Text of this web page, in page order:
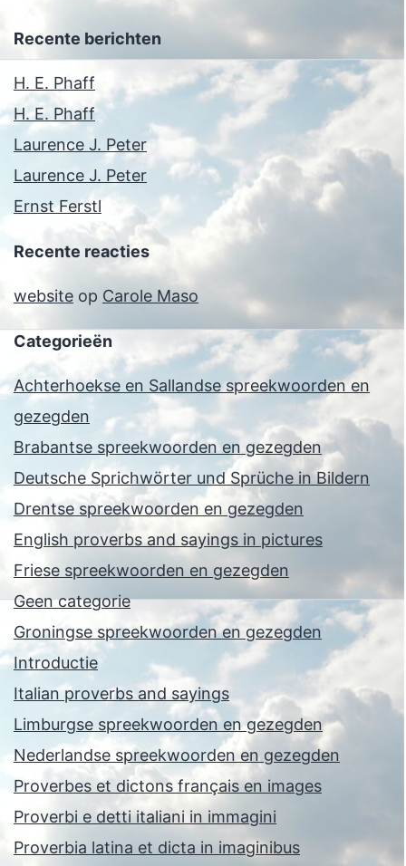
Recente berichten
H. E. Phaff
H. E. Phaff
Laurence J. Peter
Laurence J. Peter
Ernst Ferstl
Recente reacties
website op Carole Maso
Categorieën
Achterhoekse en Sallandse spreekwoorden en
gezegden
Brabantse spreekwoorden en gezegden
Deutsche Sprichwörter und Sprüche in Bildern
Drentse spreekwoorden en gezegden
English proverbs and sayings in pictures
Friese spreekwoorden en gezegden
Geen categorie
Groningse spreekwoorden en gezegden
Introductie
Italian proverbs and sayings
Limburgse spreekwoorden en gezegden
Nederlandse spreekwoorden en gezegden
Proverbes et dictons français en images
Proverbi e detti italiani in immagini
Proverbia latina et dicta in imaginibus